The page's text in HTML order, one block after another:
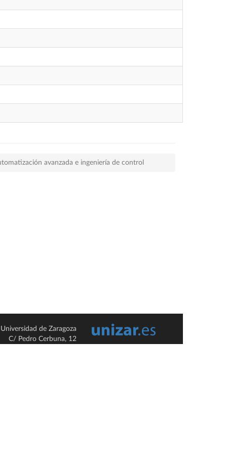
avanzada e ingeniería de control
Universidad de Zaragoza
C/ Pedro Cerbuna, 12